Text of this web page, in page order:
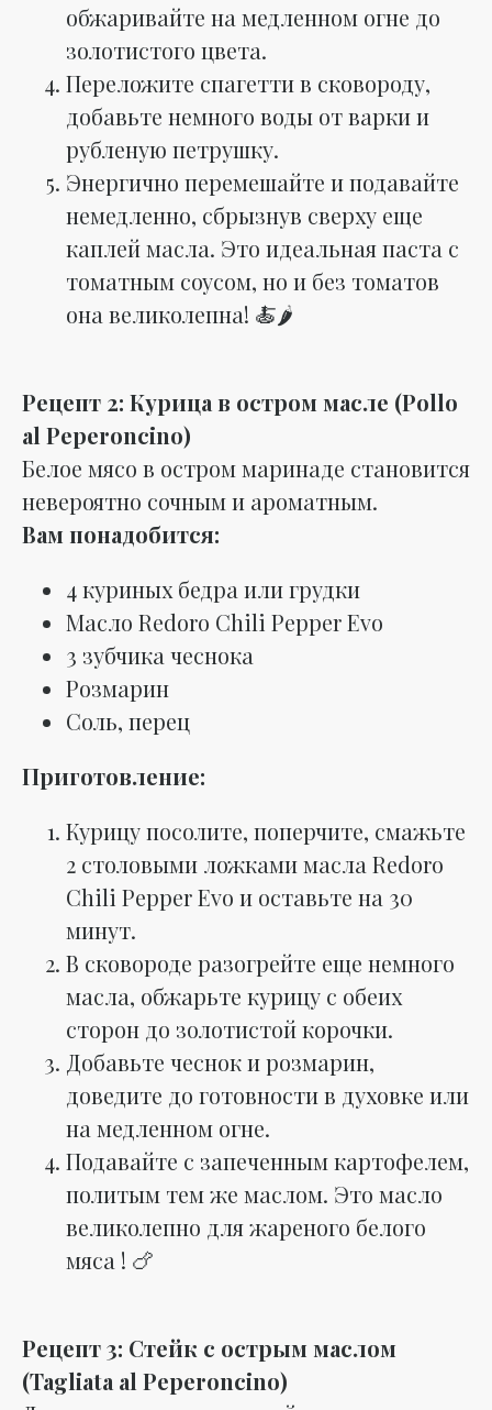
обжаривайте на медленном огне до
золотистого цвета.
Переложите спагетти в сковороду,
добавьте немного воды от варки и
рубленую петрушку.
Энергично перемешайте и подавайте
немедленно, сбрызнув сверху еще
каплей масла. Это идеальная паста с
томатным соусом, но и без томатов
она великолепна! 🍝🌶️
Рецепт 2: Курица в остром масле (Pollo
al Peperoncino)
Белое мясо в остром маринаде становится
невероятно сочным и ароматным.
Вам понадобится:
4 куриных бедра или грудки
Масло Redoro Chili Pepper Evo
3 зубчика чеснока
Розмарин
Соль, перец
Приготовление:
Курицу посолите, поперчите, смажьте
2 столовыми ложками масла Redoro
Chili Pepper Evo и оставьте на 30
минут.
В сковороде разогрейте еще немного
масла, обжарьте курицу с обеих
сторон до золотистой корочки.
Добавьте чеснок и розмарин,
доведите до готовности в духовке или
на медленном огне.
Подавайте с запеченным картофелем,
политым тем же маслом. Это масло
великолепно для жареного белого
мяса ! 🍗
Рецепт 3: Стейк с острым маслом
(Tagliata al Peperoncino)